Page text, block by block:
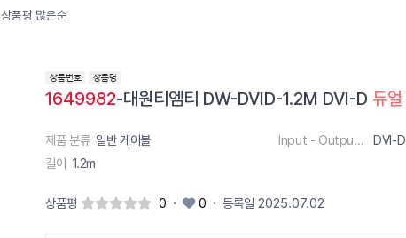
상품평 많은순
1649982-대원티엠티 DW-DVID-1.2M DVI-D 듀얼
제품 분류 일반 케이블 Input - Output 단자 DVI-
길이 1.2m
상품평 0 · 0 · 등록일 2025.07.02